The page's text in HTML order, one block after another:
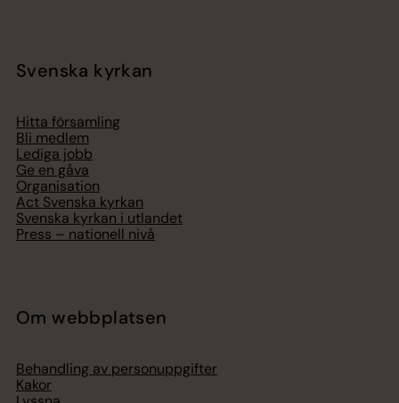
Svenska kyrkan
Hitta församling
Bli medlem
Lediga jobb
Ge en gåva
Organisation
Act Svenska kyrkan
Svenska kyrkan i utlandet
Press – nationell nivå
Om webbplatsen
Behandling av personuppgifter
Kakor